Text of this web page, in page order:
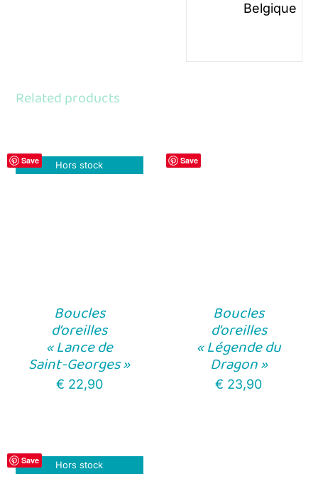
Belgique
Related products
Save Hors stock
Boucles
d’oreilles
« Lance de
Saint-Georges »
€ 22,90
Save
Boucles
d’oreilles
« Légende du
Dragon »
€ 23,90
Save Hors stock